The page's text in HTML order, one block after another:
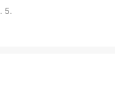
라과이 포함)를 지원하였습니
1,543개 개설과목 중 영어강의
매년 한국형 경영전문대학원
영 현황을 해당 대학에서 받아 발
5.